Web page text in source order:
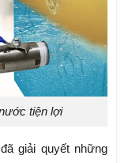
tiện lợi
giải quyết những